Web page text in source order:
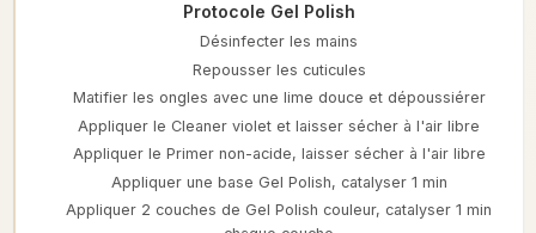
Protocole Gel Polish
Désinfecter les mains
Repousser les cuticules
Matifier les ongles avec une lime douce et dépoussiérer
Appliquer le Cleaner violet et laisser sécher à l'air libre
Appliquer le Primer non-acide, laisser sécher à l'air libre
Appliquer une base Gel Polish, catalyser 1 min
Appliquer 2 couches de Gel Polish couleur, catalyser 1 min